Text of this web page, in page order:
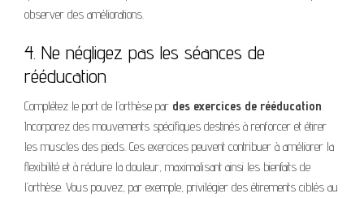
observer des améliorations.
4. Ne négligez pas les séances de
rééducation
Complétez le port de l’orthèse par des exercices de rééducation.
Incorporez des mouvements spécifiques destinés à renforcer et étirer
les muscles des pieds. Ces exercices peuvent contribuer à améliorer la
flexibilité et à réduire la douleur, maximalisant ainsi les bienfaits de
l’orthèse. Vous pouvez, par exemple, privilégier des étirements ciblés au